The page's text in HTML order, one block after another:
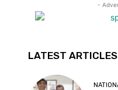
-
LATEST ARTICLES